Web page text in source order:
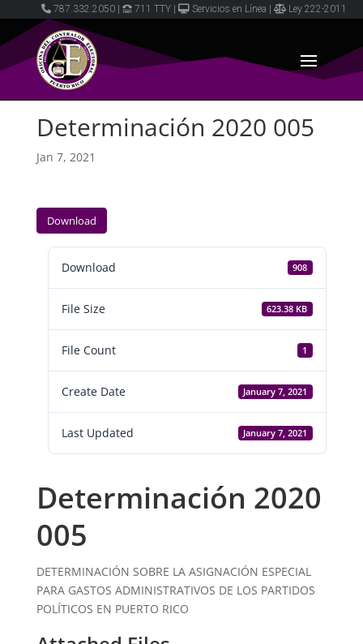
787.332.2050 711 TTY Servicios en Línea Ley 222-2011
Determinación 2020 005
Jan 7, 2021
Download
Download 908
File Size 623.38 KB
File Count 1
Create Date January 7, 2021
Last Updated January 7, 2021
Determinación 2020
005
DETERMINACIÓN SOBRE LA ASIGNACIÓN ESPECIAL
PARA GASTOS ADMINISTRATIVOS DE LOS PARTIDOS
POLÍTICOS EN PUERTO RICO